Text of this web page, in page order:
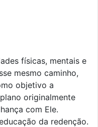
físicas, mentais e
mesmo caminho,
objetivo a
originalmente
com Ele.
da redenção.